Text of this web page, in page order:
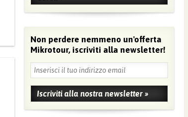
Non perdere nemmeno un'offerta
Mikrotour, iscriviti alla newsletter!